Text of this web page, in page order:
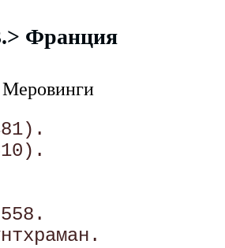
Франция
Меровинги